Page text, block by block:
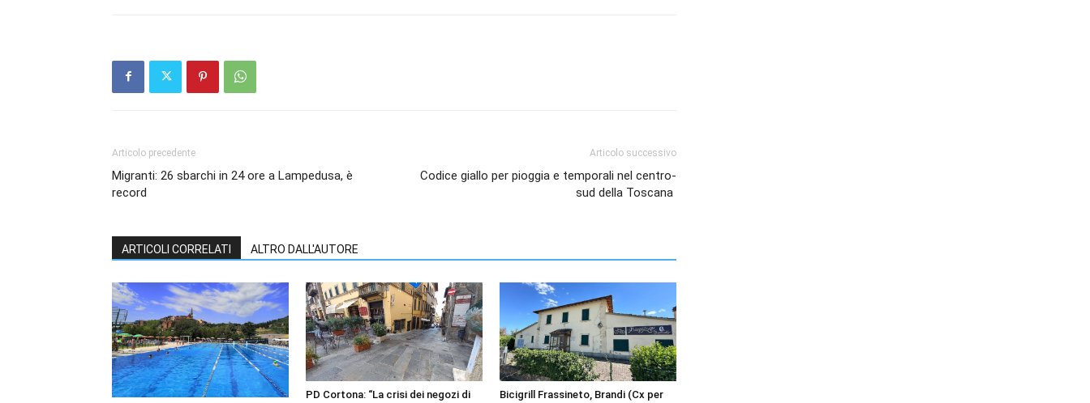
Articolo precedente
Migranti: 26 sbarchi in 24 ore a Lampedusa, è
record
Articolo successivo
Codice giallo per pioggia e temporali nel centro-
sud della Toscana
ARTICOLI CORRELATI ALTRO DALL'AUTORE
PD Cortona: “La crisi dei negozi di
Bicigrill Frassineto, Brandi (Cx per